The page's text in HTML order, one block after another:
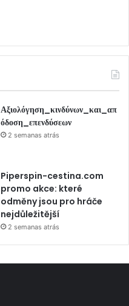
Αξιολόγηση_κινδύνων_και_απ
όδοση_επενδύσεων
2 semanas atrás
Piperspin-cestina.com
promo akce: které
odměny jsou pro hráče
nejdůležitější
2 semanas atrás